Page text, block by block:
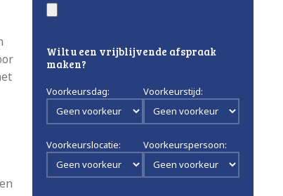
Wilt u een vrijblijvende afspraak
maken?
Voorkeursdag: Voorkeurstijd:
Voorkeurslocatie: Voorkeurspersoon: